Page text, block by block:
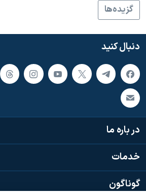
همایش محافظه‌کاران آمریکا «سی‌پک»
سفر پرزیدنت ترامپ به چین
گزيده‌ها
دنبال کنید
در باره ما
خدمات
گوناگون